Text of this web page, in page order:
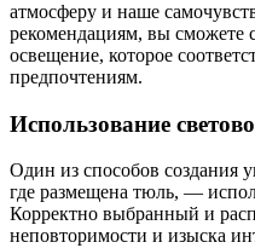
атмосферу и наше
рекомендациям, вы сможете
освещение, которое
предпочтениям.
Использование
Один из способов создания
где размещена тюль, —
Корректно выбранный и
неповторимости и изыска